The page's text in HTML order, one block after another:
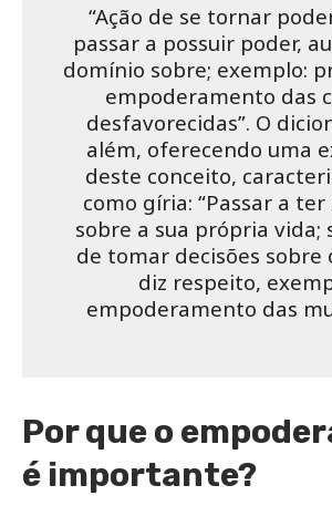
“Ação de se tornar
passar a possuir poder,
domínio sobre; exemplo:
empoderamento das
desfavorecidas”. O
além, oferecendo uma
deste conceito,
como gíria: “Passar a
sobre a sua própria vida;
de tomar decisões sobre
diz respeito,
empoderamento das
Por que o
é importante?